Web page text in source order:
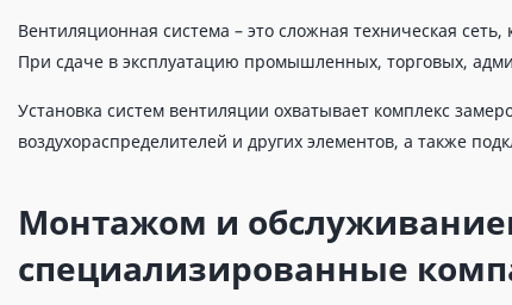
Вентиляционная система – это сложная техническая
При сдаче в эксплуатацию промышленных, торговых,
Установка систем вентиляции охватывает комплекс
воздухораспределителей и других элементов, а также
Монтажом и
специализированные